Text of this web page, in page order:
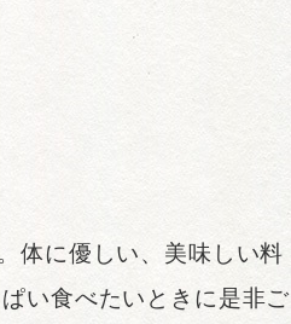
体に優しい、美味しい料
い食べたいときに是非ご